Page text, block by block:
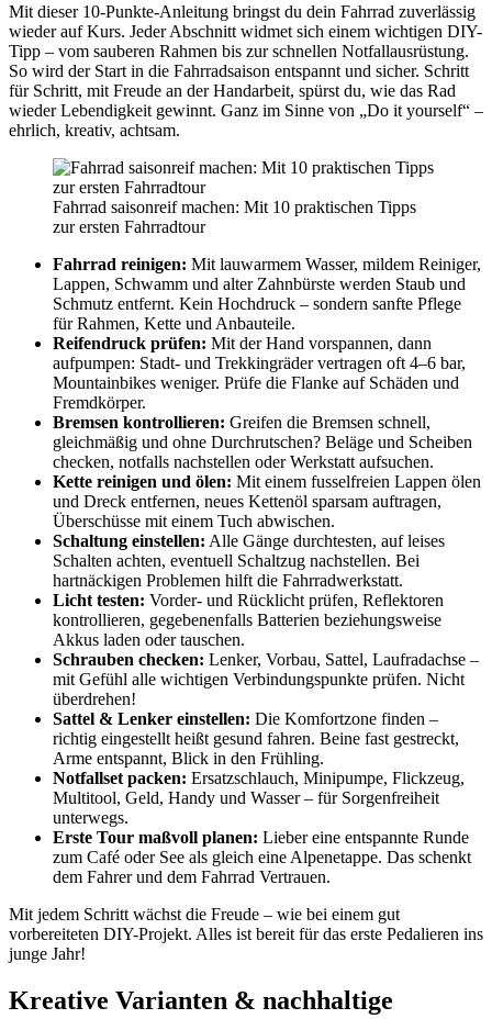
Mit dieser 10-Punkte-Anleitung bringst du dein Fahrrad zuverlässig
wieder auf Kurs. Jeder Abschnitt widmet sich einem wichtigen DIY-
Tipp – vom sauberen Rahmen bis zur schnellen Notfallausrüstung.
So wird der Start in die Fahrradsaison entspannt und sicher. Schritt
für Schritt, mit Freude an der Handarbeit, spürst du, wie das Rad
wieder Lebendigkeit gewinnt. Ganz im Sinne von „Do it yourself“ –
ehrlich, kreativ, achtsam.
Fahrrad saisonreif machen: Mit 10 praktischen Tipps
zur ersten Fahrradtour
Fahrrad reinigen: Mit lauwarmem Wasser, mildem Reiniger,
Lappen, Schwamm und alter Zahnbürste werden Staub und
Schmutz entfernt. Kein Hochdruck – sondern sanfte Pflege
für Rahmen, Kette und Anbauteile.
Reifendruck prüfen: Mit der Hand vorspannen, dann
aufpumpen: Stadt- und Trekkingräder vertragen oft 4–6 bar,
Mountainbikes weniger. Prüfe die Flanke auf Schäden und
Fremdkörper.
Bremsen kontrollieren: Greifen die Bremsen schnell,
gleichmäßig und ohne Durchrutschen? Beläge und Scheiben
checken, notfalls nachstellen oder Werkstatt aufsuchen.
Kette reinigen und ölen: Mit einem fusselfreien Lappen ölen
und Dreck entfernen, neues Kettenöl sparsam auftragen,
Überschüsse mit einem Tuch abwischen.
Schaltung einstellen: Alle Gänge durchtesten, auf leises
Schalten achten, eventuell Schaltzug nachstellen. Bei
hartnäckigen Problemen hilft die Fahrradwerkstatt.
Licht testen: Vorder- und Rücklicht prüfen, Reflektoren
kontrollieren, gegebenenfalls Batterien beziehungsweise
Akkus laden oder tauschen.
Schrauben checken: Lenker, Vorbau, Sattel, Laufradachse –
mit Gefühl alle wichtigen Verbindungspunkte prüfen. Nicht
überdrehen!
Sattel & Lenker einstellen: Die Komfortzone finden –
richtig eingestellt heißt gesund fahren. Beine fast gestreckt,
Arme entspannt, Blick in den Frühling.
Notfallset packen: Ersatzschlauch, Minipumpe, Flickzeug,
Multitool, Geld, Handy und Wasser – für Sorgenfreiheit
unterwegs.
Erste Tour maßvoll planen: Lieber eine entspannte Runde
zum Café oder See als gleich eine Alpenetappe. Das schenkt
dem Fahrer und dem Fahrrad Vertrauen.
Mit jedem Schritt wächst die Freude – wie bei einem gut
vorbereiteten DIY-Projekt. Alles ist bereit für das erste Pedalieren ins
junge Jahr!
Kreative Varianten & nachhaltige